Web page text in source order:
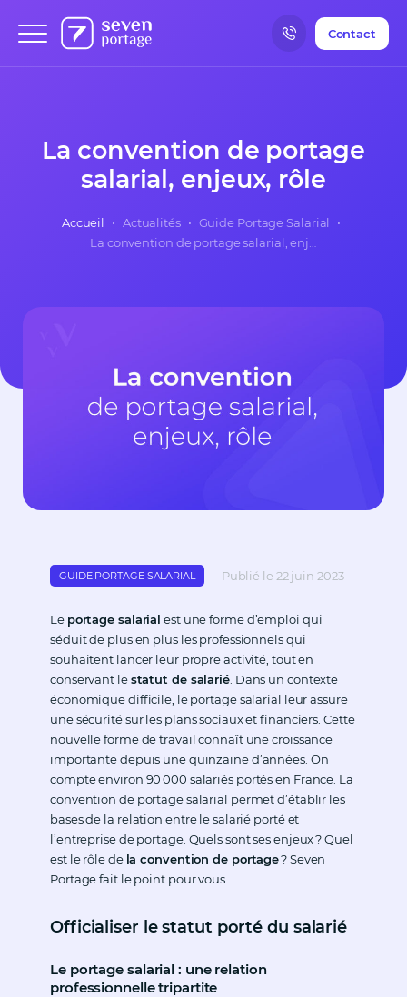
Contact
La convention de portage
salarial, enjeux, rôle
Accueil • Actualités • Guide Portage Salarial
•
GUIDE PORTAGE SALARIAL Publié le 22 juin 2023
Le portage salarial est une forme d’emploi qui
séduit de plus en plus les professionnels qui
souhaitent lancer leur propre activité, tout en
conservant lestatut de salarié. Dans un contexte
économique difficile, le portage salarial leur assure
une sécurité sur les plans sociaux et financiers. Cette
nouvelle forme de travail connaît une croissance
importante depuis une quinzaine d’années. On
compte environ 90 000 salariés portés en France. La
convention de portage salarial permet d’établir les
bases de la relation entre le salarié porté et
l’entreprise de portage. Quels sont ses enjeux ? Quel
est le rôle de la convention de portage? Seven
Portage fait le point pour vous.
Officialiser le statut porté du salarié
Le portage salarial : une relation
professionnelle tripartite